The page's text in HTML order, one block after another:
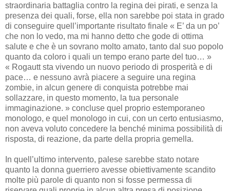
straordinaria battaglia contro la regina dei pirati, e senza la
presenza dei quali, forse, ella non sarebbe poi stata in grado
di conseguire quell’importante risultato finale « E’ da un po’
che non lo vedo, ma mi hanno detto che gode di ottima
salute e che è un sovrano molto amato, tanto dal suo popolo
quanto da coloro i quali un tempo erano parte del tuo… »
« Rogautt sta vivendo un nuovo periodo di prosperità e di
pace… e nessuno avrà piacere a seguire una regina
zombie, in alcun genere di conquista potrebbe mai
sollazzare, in questo momento, la tua personale
immaginazione. » concluse quel proprio estemporaneo
monologo, e quel monologo in cui, con un certo entusiasmo,
non aveva voluto concedere la benché minima possibilità di
risposta, di reazione, da parte della propria gemella.
In quell’ultimo intervento, palese sarebbe stato notare
quanto la donna guerriero avesse obiettivamente scandito
molte più parole di quanto non si fosse permessa di